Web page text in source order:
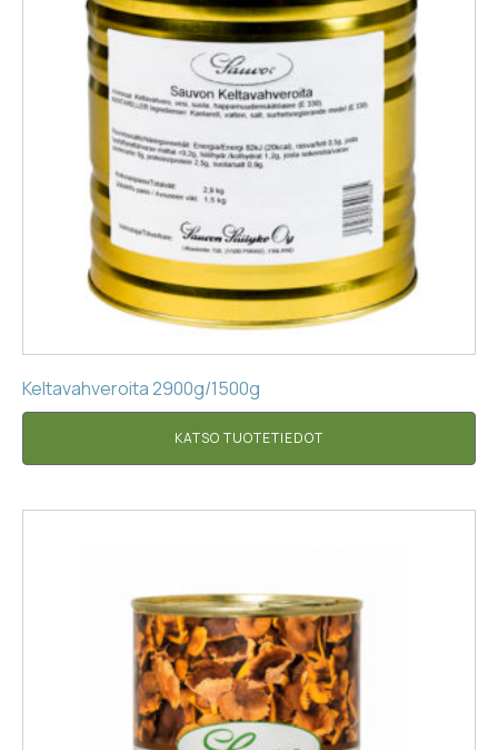
Keltavahveroita 2900g/1500g
KATSO TUOTETIEDOT